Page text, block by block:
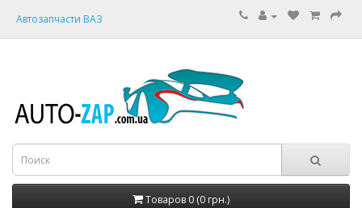
Автозапчасти ВАЗ
Товаров 0 (0 грн.)